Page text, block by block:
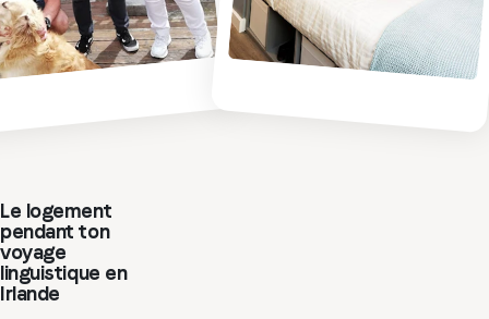
Le logement
pendant ton
voyage
linguistique en
Irlande